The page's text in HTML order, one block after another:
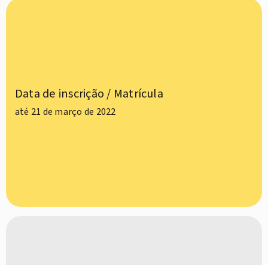
Data de inscrição / Matrícula
até 21 de março de 2022